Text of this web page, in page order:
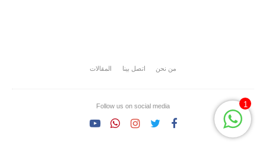
من نحن اتصل بينا المقالات
Follow us on social media 1